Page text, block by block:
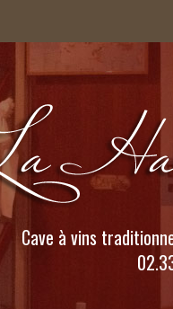
Cave à vins